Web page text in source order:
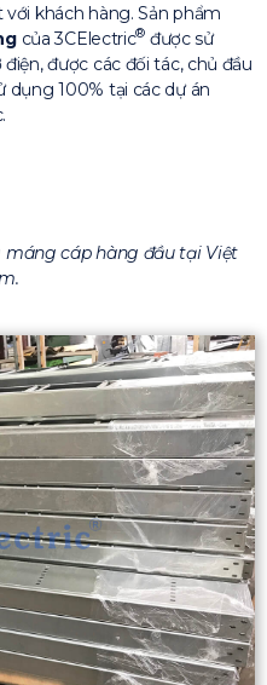
khách hàng. Sản phẩm
của 3CElectric® được sử
được các đối tác, chủ đầu
100% tại các dự án
máng cáp hàng đầu tại Việt